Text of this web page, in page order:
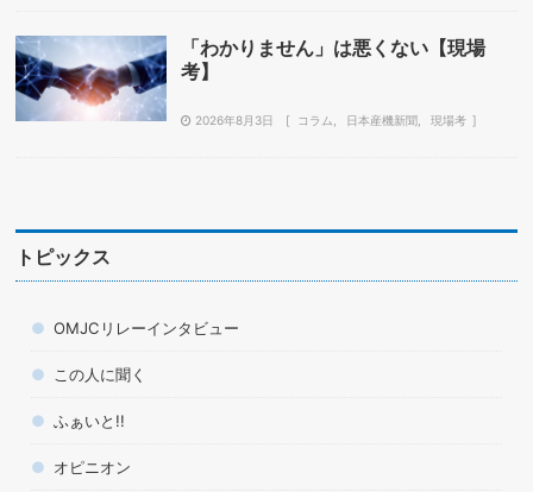
「わかりません」は悪くない【現場
考】
2026年8月3日 コラム 日本産機新聞 現場考
トピックス
OMJCリレーインタビュー
この人に聞く
ふぁいと!!
オピニオン